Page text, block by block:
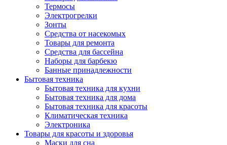
Термосы
Электрогрелки
Зонты
Средства от насекомых
Товары для ремонта
Средства для бассейна
Наборы для барбекю
Банные принадлежности
Бытовая техника
Бытовая техника для кухни
Бытовая техника для дома
Бытовая техника для красоты
Климатическая техника
Электроника
Товары для красоты и здоровья
Маски для сна